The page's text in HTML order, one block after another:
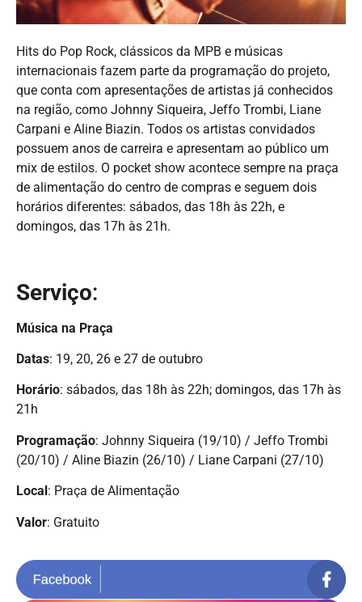
Hits do Pop Rock, clássicos da MPB e músicas
internacionais fazem parte da programação do projeto,
que conta com apresentações de artistas já conhecidos
na região, como Johnny Siqueira, Jeffo Trombi, Liane
Carpani e Aline Biazin. Todos os artistas convidados
possuem anos de carreira e apresentam ao público um
mix de estilos. O pocket show acontece sempre na praça
de alimentação do centro de compras e seguem dois
horários diferentes: sábados, das 18h às 22h, e
domingos, das 17h às 21h.
Serviço:
Música na Praça
Datas: 19, 20, 26 e 27 de outubro
Horário: sábados, das 18h às 22h; domingos, das 17h às
21h
Programação: Johnny Siqueira (19/10) / Jeffo Trombi
(20/10) / Aline Biazin (26/10) / Liane Carpani (27/10)
Local: Praça de Alimentação
Valor: Gratuito